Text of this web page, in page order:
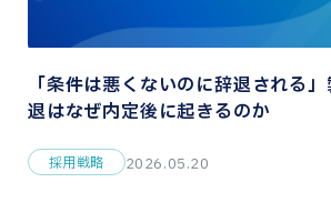
「条件は悪くないのに辞退される
退はなぜ内定後に起きるのか
採用戦略 2026.05.20